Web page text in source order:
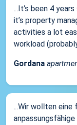
...It’s been 4
it’s property
activities a lot
workload
Gordana
...Wir wollten eine